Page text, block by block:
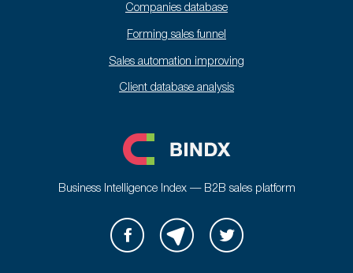
Companies database
Forming sales funnel
Sales automation improving
Client database analysis
Business Intelligence Index — B2B sales platform